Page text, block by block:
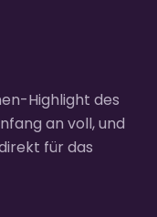
Highlight des
an voll, und
für das